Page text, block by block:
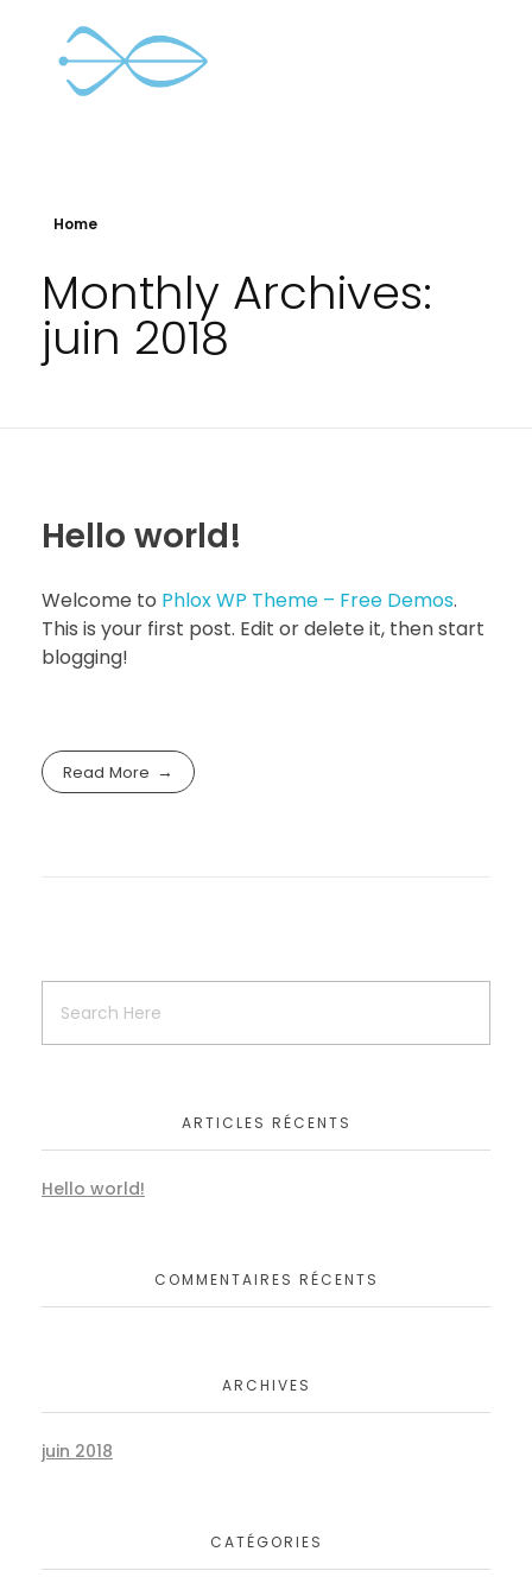
JANOUKI Conseil
Home
Monthly Archives:
juin 2018
Hello world!
Welcome to Phlox WP Theme – Free Demos.
This is your first post. Edit or delete it, then start
blogging!
Read More
ARTICLES RÉCENTS
Hello world!
COMMENTAIRES RÉCENTS
ARCHIVES
juin 2018
CATÉGORIES